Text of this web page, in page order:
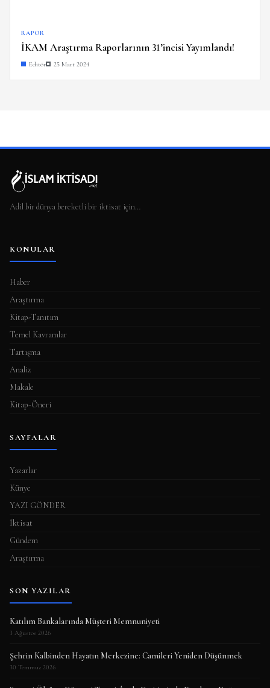
RAPOR
İKAM Araştırma Raporlarının 31’incisi Yayımlandı!
Editör 25 Mart 2024
Adil bir dünya bereketli bir iktisat için…
KONULAR
Haber
Araştırma
Kitap-Tanıtım
Temel Kavramlar
Tartışma
Analiz
Makale
Kitap-Öneri
SAYFALAR
Yazarlar
Künye
YAZI GÖNDER
İktisat
Gündem
Araştırma
SON YAZILAR
Katılım Bankalarında Müşteri Memnuniyeti
3 Ağustos 2026
Şehrin Kalbinden Hayatın Merkezine: Camileri Yeniden Düşünmek
30 Temmuz 2026